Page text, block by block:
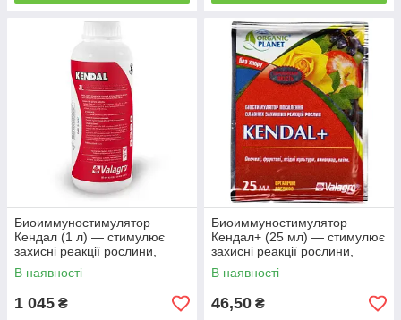
Биоиммуностимулятор
Кендал (1 л) — стимулює
захисні реакції рослини,
стійкість до стресів та хвороб
В наявності
1 045 ₴
Биоиммуностимулятор
Кендал+ (25 мл) — стимулює
захисні реакції рослини,
стійкість до стресів і болезня
В наявності
46,50 ₴